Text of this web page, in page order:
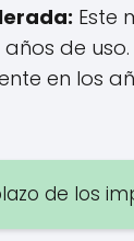
Este
de
en los
de los